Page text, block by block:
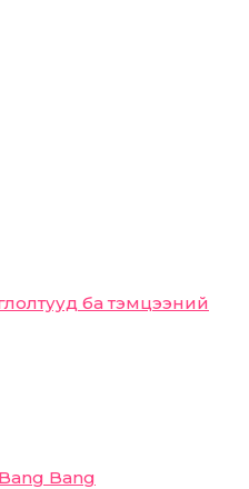
ба тэмцээний
Bang